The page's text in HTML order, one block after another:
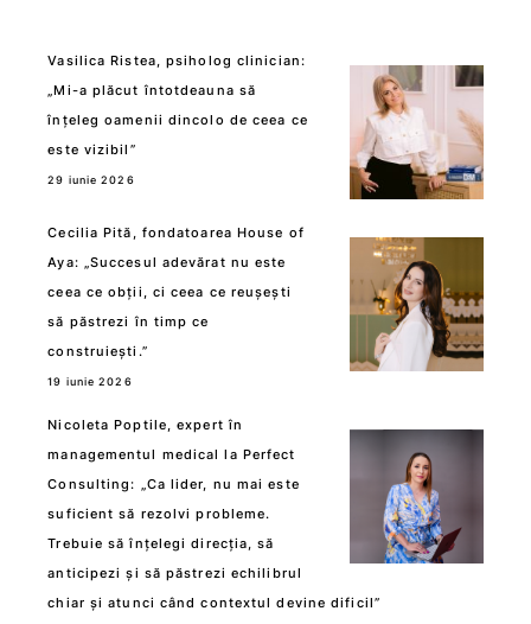
Vasilica Ristea, psiholog clinician:
„Mi-a plăcut întotdeauna să
înțeleg oamenii dincolo de ceea ce
este vizibil”
29 iunie 2026
Cecilia Pită, fondatoarea House of
Aya: „Succesul adevărat nu este
ceea ce obții, ci ceea ce reușești
să păstrezi în timp ce
construiești.”
19 iunie 2026
Nicoleta Poptile, expert în
managementul medical la Perfect
Consulting: „Ca lider, nu mai este
suficient să rezolvi probleme.
Trebuie să înțelegi direcția, să
anticipezi și să păstrezi echilibrul
chiar și atunci când contextul devine dificil”